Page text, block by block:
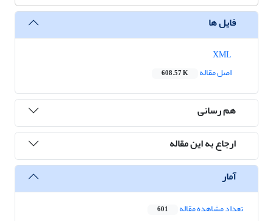
فایل ها
اصل مقاله
608.57 K
هم رسانی
ارجاع به این مقاله
آمار
تعداد مشاهده مقاله 601